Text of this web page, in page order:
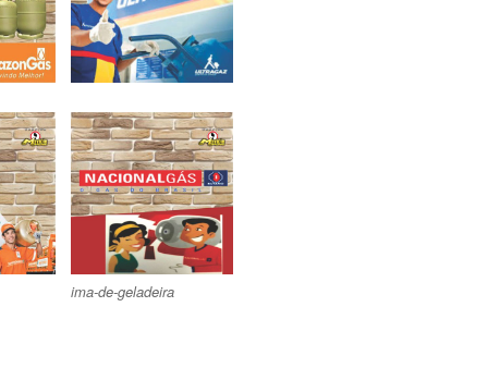
ima-de-geladeira